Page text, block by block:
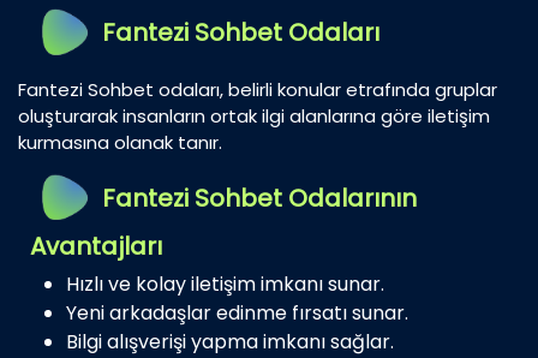
Fantezi Sohbet Odaları
Fantezi Sohbet odaları, belirli konular etrafında gruplar
oluşturarak insanların ortak ilgi alanlarına göre iletişim
kurmasına olanak tanır.
Fantezi Sohbet Odalarının
Avantajları
Hızlı ve kolay iletişim imkanı sunar.
Yeni arkadaşlar edinme fırsatı sunar.
Bilgi alışverişi yapma imkanı sağlar.